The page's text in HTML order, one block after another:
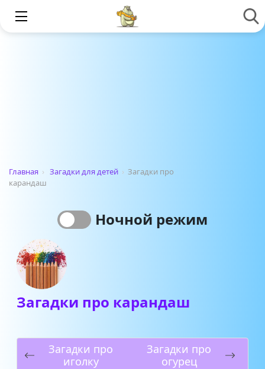
Главная › Загадки для детей › Загадки про
карандаш
Ночной режим
Загадки про карандаш
Загадки про
иголку
Загадки про
огурец